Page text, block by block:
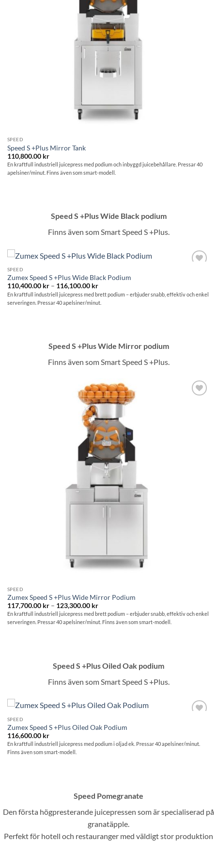
SPEED
Speed S +Plus Mirror Tank
110,800.00 kr
En kraftfull industriell juicepress med podium och inbyggd juicebehållare. Pressar 40
apelsiner/minut. Finns även som smart-modell.
Speed S +Plus Wide Black podium
Finns även som Smart Speed S +Plus.
SPEED
Zumex Speed S +Plus Wide Black Podium
110,400.00 kr – 116,100.00 krPrisintervall:
110,400.00 kr
till
116,100.00 kr
En kraftfull industriell juicepress med brett podium – erbjuder snabb, effektiv och enkel
serveringen. Pressar 40 apelsiner/minut.
Speed S +Plus Wide Mirror podium
Finns även som Smart Speed S +Plus.
SPEED
Zumex Speed S +Plus Wide Mirror Podium
117,700.00 kr – 123,300.00 krPrisintervall:
117,700.00 kr
till
123,300.00 kr
En kraftfull industriell juicepress med brett podium – erbjuder snabb, effektiv och enkel
serveringen. Pressar 40 apelsiner/minut. Finns även som smart-modell.
Speed S +Plus Oiled Oak podium
Finns även som Smart Speed S +Plus.
SPEED
Zumex Speed S +Plus Oiled Oak Podium
116,600.00 kr
En kraftfull industriell juicepress med podium i oljad ek. Pressar 40 apelsiner/minut.
Finns även som smart-modell.
Speed Pomegranate
Den första högpresterande juicepressen som är specialiserad på
granatäpple.
Perfekt för hotell och restauranger med väldigt stor produktion